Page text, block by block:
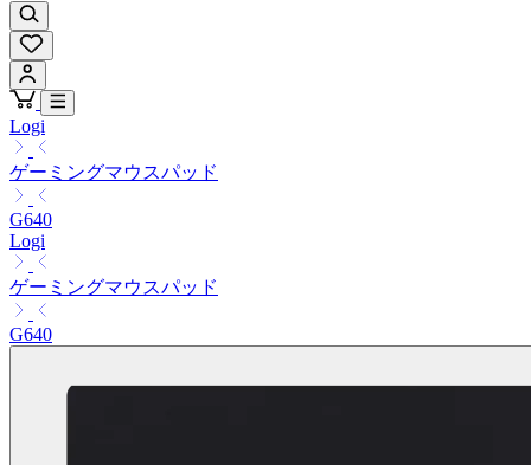
Logi
ゲーミングマウスパッド
G640
Logi
ゲーミングマウスパッド
G640